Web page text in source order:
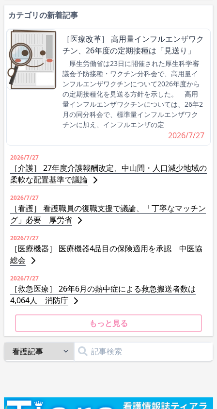
カテゴリの新着記事
［医療改革］ 高用量インフルエンザワク
チン、26年度の定期接種は「見送り」
厚生労働省は23日に開催された厚生科学審
議会予防接種・ワクチン分科会で、高用量イ
ンフルエンザワクチンについて2026年度から
の定期接種化を見送る方針を示した。 高用
量インフルエンザワクチンについては、26年2
月の同分科会で、標準量インフルエンザワク
チンに加え、インフルエンザの定
2026/7/27
2026/7/27
［介護］ 27年度介護報酬改定、中山間・人口減少地域の
柔軟な配置基準で議論
2026/7/27
［看護］ 看護職員の復職支援で議論、「丁寧なマッチン
グ」必要 厚労省
2026/7/27
［医療機器］ 医療機器4品目の保険適用を承認 中医協
総会
2026/7/27
［救急医療］ 26年6月の熱中症による救急搬送者数は
4,064人 消防庁
もっと見る